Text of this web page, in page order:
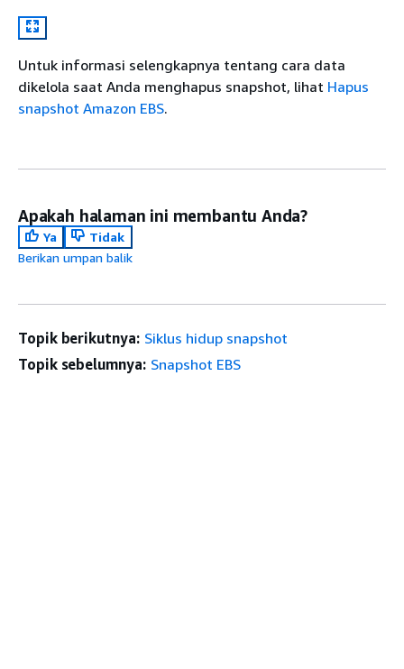
Untuk informasi selengkapnya tentang cara data
dikelola saat Anda menghapus snapshot, lihat Hapus
snapshot Amazon EBS.
Apakah halaman ini membantu Anda?
Ya
Tidak
Berikan umpan balik
Topik berikutnya: Siklus hidup snapshot
Topik sebelumnya: Snapshot EBS